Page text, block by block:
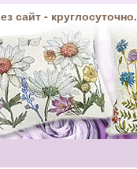
сайт - круглосуточно.